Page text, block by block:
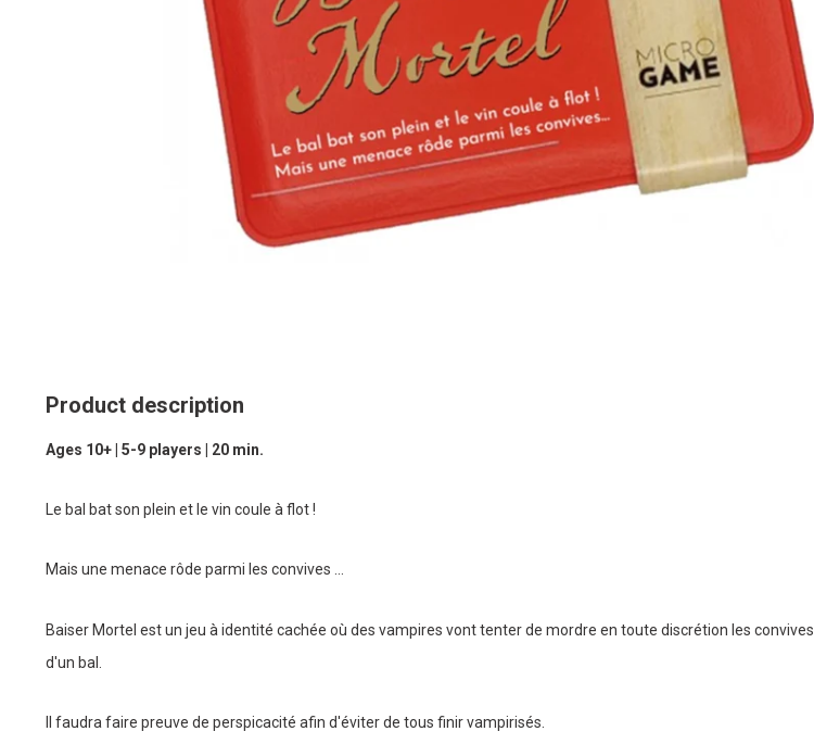
Product description
Ages 10+ | 5-9 players | 20 min.
Le bal bat son plein et le vin coule à flot !
Mais une menace rôde parmi les convives ...
Baiser Mortel est un jeu à identité cachée où des vampires vont tenter de mordre en toute discrétion les convives
d'un bal.
Il faudra faire preuve de perspicacité afin d'éviter de tous finir vampirisés.